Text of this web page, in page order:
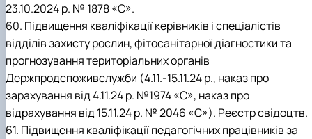
23.10.2024 р. № 1878 «С».
60. Підвищення кваліфікації керівників і спеціалістів
відділів захисту рослин, фітосанітарної діагностики та
прогнозування територіальних органів
Держпродспоживслужби (4.11.-15.11.24 р., наказ про
зарахування від 4.11.24 р. №1974 «С», наказ про
відрахування від 15.11.24 р. № 2046 «С»). Реєстр свідоцтв.
61. Підвищення кваліфікації педагогічних працівників за